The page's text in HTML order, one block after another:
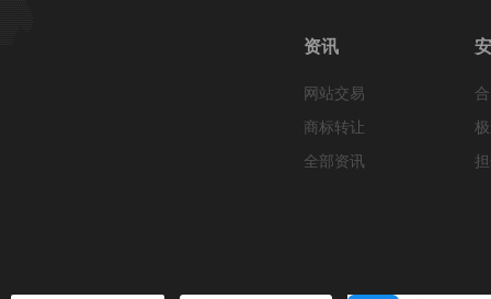
资讯
网站交易
商标转让
全部资讯